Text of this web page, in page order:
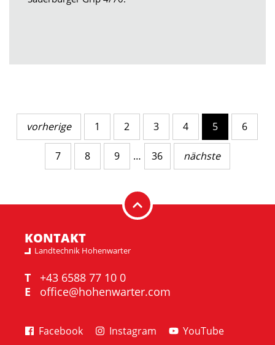
vorherige 1 2 3 4 5 6
7 8 9 … 36 nächste
KONTAKT
Landtechnik Hohenwarter
T
+43 6588 77 10 0
E
office@hohenwarter.com
Facebook Instagram YouTube